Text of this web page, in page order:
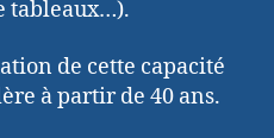
tableaux…).
de cette capacité
à partir de 40 ans.